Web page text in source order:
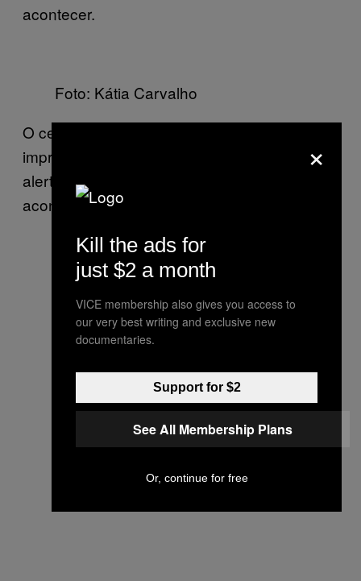
acontecer.
Foto: Kátia Carvalho
O celular e as redes sociais têm sido aliados
imprescindíveis para mostrar a realidade e
alertar os moradores quando e onde estão
acontecendo os confrontos.
×
Kill the ads for
just $2 a month
VICE membership also gives you access to
our very best writing and exclusive new
documentaries.
Support for $2
See All Membership Plans
Or, continue for free